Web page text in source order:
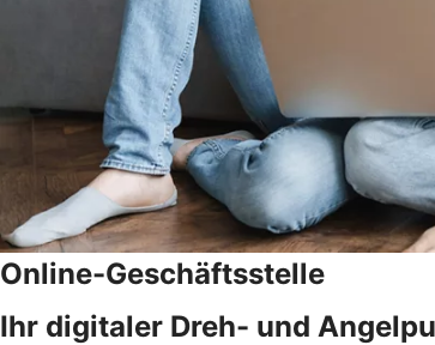
Online-Geschäftsstelle
Ihr digitaler Dreh- und